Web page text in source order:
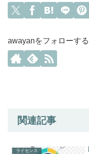
awayanをフォローする
関連記事
ライセンス